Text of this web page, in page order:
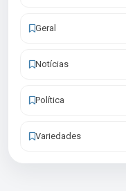
Geral
Notícias
Política
Variedades